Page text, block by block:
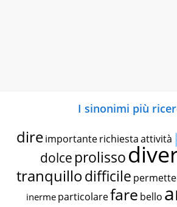
I sinonimi più
dire importante richiestaattività
dolce prolisso
tranquillodifficile
inerme particolarefare bello